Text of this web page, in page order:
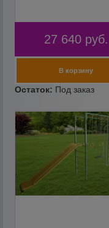
27 640 руб.